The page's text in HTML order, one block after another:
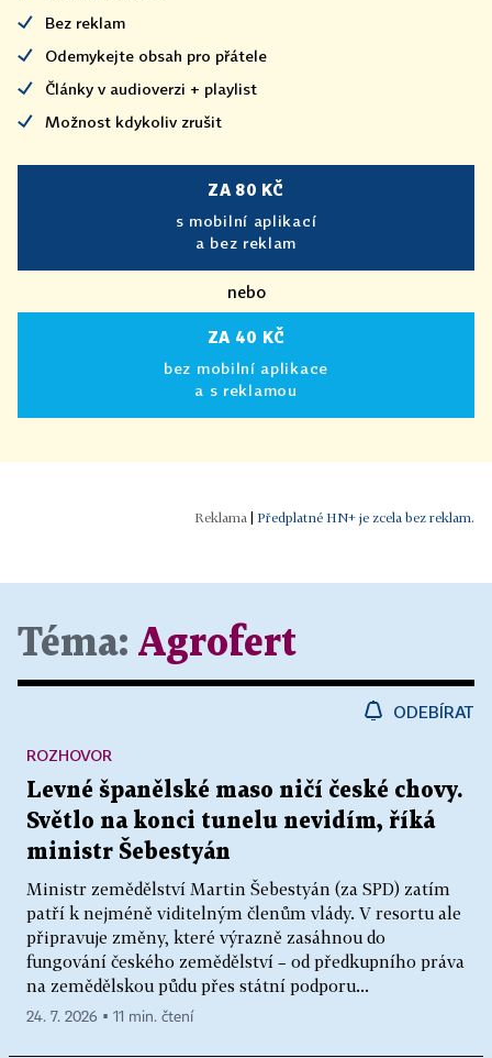
Bez reklam
Odemykejte obsah pro přátele
Články v audioverzi + playlist
Možnost kdykoliv zrušit
ZA 80 KČ
s mobilní aplikací
a bez reklam
nebo
ZA 40 KČ
bez mobilní aplikace
a s reklamou
Předplatné HN+ je zcela bez reklam.
Téma: Agrofert
ODEBÍRAT
Levné španělské maso ničí české chovy.
Světlo na konci tunelu nevidím, říká
ministr Šebestyán
Ministr zemědělství Martin Šebestyán (za SPD) zatím
patří k nejméně viditelným členům vlády. V resortu ale
připravuje změny, které výrazně zasáhnou do
fungování českého zemědělství – od předkupního práva
na zemědělskou půdu přes státní podporu...
ROZHOVOR
24. 7. 2026 ▪ 11 min. čtení